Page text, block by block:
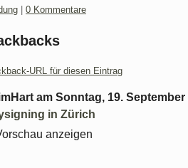
0 Kommentare
URL für diesen Eintrag
am Sonntag, 19. September
in Zürich
anzeigen